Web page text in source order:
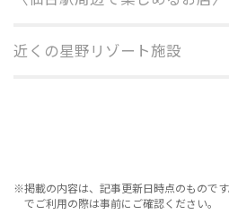
近くの星野リゾート施設
※掲載の内容は、記事更新日時点のもので
でご利用の際は事前にご確認ください。